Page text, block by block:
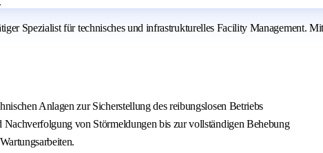
Spezialist für technisches und infrastrukturelles Facility Management.
Anlagen zur Sicherstellung des reibungslosen Betriebs
von Störmeldungen bis zur vollständigen Behebung